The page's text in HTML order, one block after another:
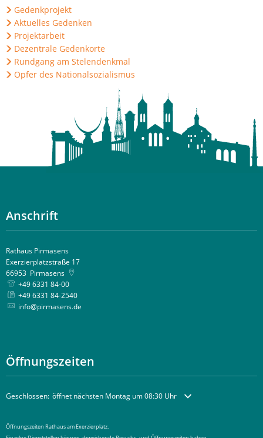
Gedenkprojekt
Aktuelles Gedenken
Projektarbeit
Dezentrale Gedenkorte
Rundgang am Stelendenkmal
Opfer des Nationalsozialismus
Anschrift
Rathaus Pirmasens
Exerzierplatzstraße 17
66953 Pirmasens
+49 6331 84-00
+49 6331 84-2540
info@pirmasens.de
Öffnungszeiten
Klicken, um weitere Öffnungs- oder Schließzeiten auszublenden
Geschlossen: öffnet nächsten Montag um 08:30 Uhr
Öffnungszeiten Rathaus am Exerzierplatz.